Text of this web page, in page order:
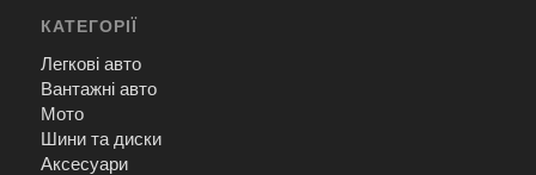
КАТЕГОРІЇ
Легкові авто
Вантажні авто
Мото
Шини та диски
Аксесуари